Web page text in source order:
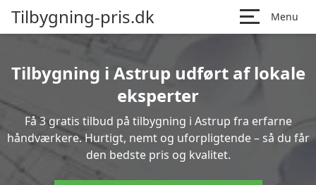
Tilbygning-pris.dk Menu
Tilbygning i Astrup udført af lokale
eksperter
Få 3 gratis tilbud på tilbygning i Astrup fra erfarne
håndværkere. Hurtigt, nemt og uforpligtende – så du får
den bedste pris og kvalitet.